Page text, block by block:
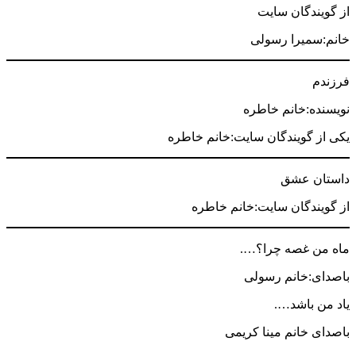
از گویندگان سایت
خانم:سمیرا رسولی
فرزندم
نویسنده:خانم خاطره
یکی از گویندگان سایت:خانم خاطره
داستان عشق
از گویندگان سایت:خانم خاطره
ماه من غصه چرا؟….
باصدای:خانم رسولی
یاد من باشد….
باصدای خانم مینا کریمی